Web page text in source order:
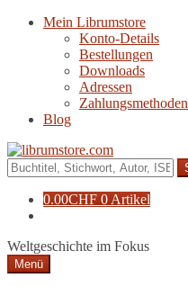
Navigation
Zum
Mein Librumstore
Konto-Details
Bestellungen
Downloads
Adressen
Zahlungsmethoden
Blog
Suche
nach:
0.00CHF 0 Artikel
Weltgeschichte im Fokus
Menü